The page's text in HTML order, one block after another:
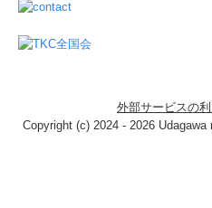
外部サービスの
Copyright (c) 2024 - 2026 Udagawa